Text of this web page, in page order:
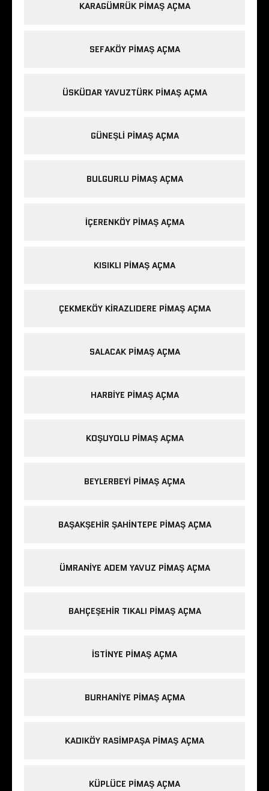
KARAGÜMRÜK PIMAŞ AÇMA
SEFAKÖY PIMAŞ AÇMA
ÜSKÜDAR YAVUZTÜRK PIMAŞ AÇMA
GÜNEŞLI PIMAŞ AÇMA
BULGURLU PIMAŞ AÇMA
IÇERENKÖY PIMAŞ AÇMA
KISIKLI PIMAŞ AÇMA
ÇEKMEKÖY KIRAZLIDERE PIMAŞ AÇMA
SALACAK PIMAŞ AÇMA
HARBIYE PIMAŞ AÇMA
KOŞUYOLU PIMAŞ AÇMA
BEYLERBEYI PIMAŞ AÇMA
BAŞAKŞEHIR ŞAHINTEPE PIMAŞ AÇMA
ÜMRANIYE ADEM YAVUZ PIMAŞ AÇMA
BAHÇEŞEHIR TIKALI PIMAŞ AÇMA
ISTINYE PIMAŞ AÇMA
BURHANIYE PIMAŞ AÇMA
KADIKÖY RASIMPAŞA PIMAŞ AÇMA
KÜPLÜCE PIMAŞ AÇMA